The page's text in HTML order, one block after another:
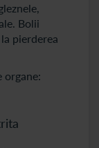
Bolii
pierderea
organe: